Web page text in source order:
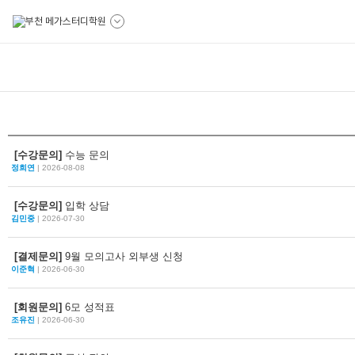
[수강문의] 수능 문의
정희연 | 2026-08-08
[수강문의] 입학 상담
김민중 | 2026-07-30
[결제문의] 9월 모의고사 외부생 신청
이준혁 | 2026-06-30
[회원문의] 6모 성적표
조유진 | 2026-06-30